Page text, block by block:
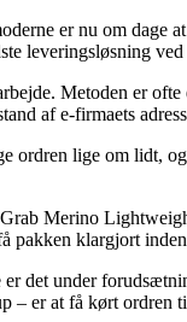
er nu om dage
leveringsløsning
Metoden er
af e-firmaets
lige om lidt,
Merino
pakken klargjort
det under
– er at få kørt ordren